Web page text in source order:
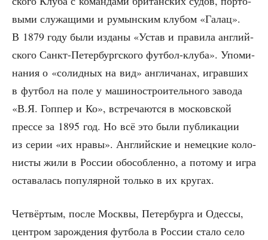
вы­ми слу­жа­щи­ми и румын­ским клу­бом «Галац».
В 1879 году были изда­ны «Устав и пра­ви­ла англий­
ско­го Санкт-Петер­бург­ско­го фут­бол-клу­ба». Упо­ми­
на­ния о «солид­ных на вид» англи­ча­нах, играв­ших
в фут­бол на поле у маши­но­стро­и­тель­но­го заво­да
«В.Я. Гоп­пер и Ко», встре­ча­ют­ся в мос­ков­ской
прес­се за 1895 год. Но всё это были пуб­ли­ка­ции
из серии «их нра­вы». Англий­ские и немец­кие коло­
ни­сты жили в Рос­сии обособ­лен­но, а пото­му и игра
оста­ва­лась попу­ляр­ной толь­ко в их кругах.
Чет­вёр­тым, после Моск­вы, Петер­бур­га и Одес­сы,
цен­тром зарож­де­ния фут­бо­ла в Рос­сии ста­ло село